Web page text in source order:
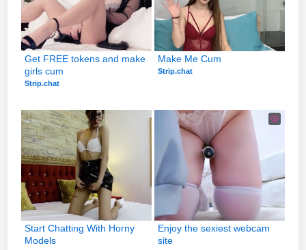
Get FREE tokens and make
girls cum
Strip.chat
Make Me Cum
Strip.chat
Start Chatting With Horny
Models
Enjoy the sexiest webcam
site